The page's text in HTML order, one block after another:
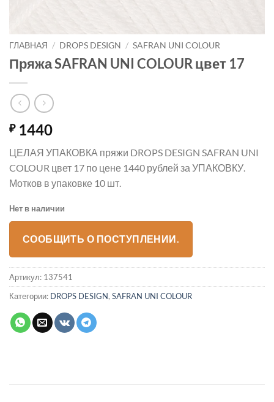
ГЛАВНАЯ / DROPS DESIGN / SAFRAN UNI COLOUR
Пряжа SAFRAN UNI COLOUR цвет 17
₽1440
ЦЕЛАЯ УПАКОВКА пряжи DROPS DESIGN SAFRAN UNI
COLOUR цвет 17 по цене 1440 рублей за УПАКОВКУ.
Мотков в упаковке 10 шт.
Нет в наличии
СООБЩИТЬ О ПОСТУПЛЕНИИ.
Артикул: 137541
Категории: DROPS DESIGN, SAFRAN UNI COLOUR